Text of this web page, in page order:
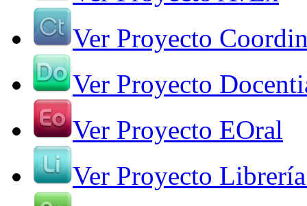
Ver Proyecto
Ver Proyecto
Ver Proyecto EOral
Ver Proyecto